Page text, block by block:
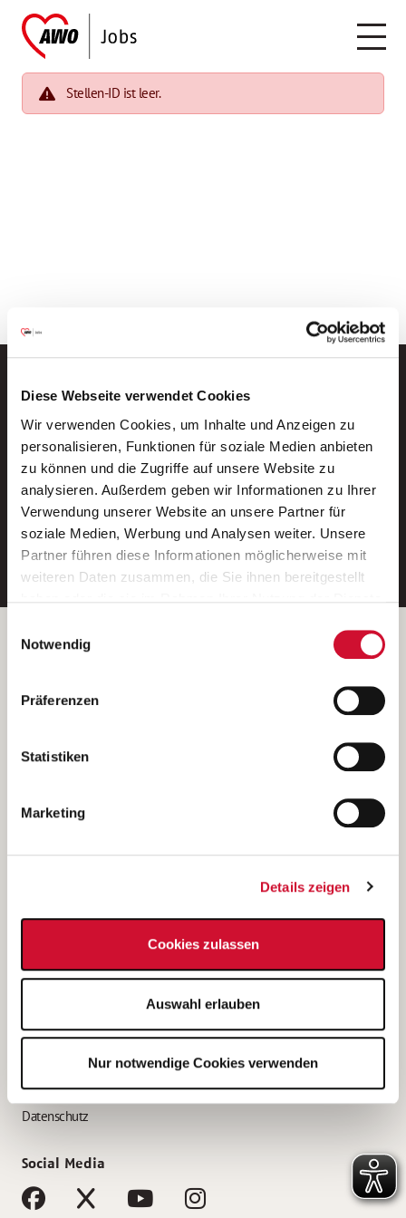
Diese Webseite verwendet Cookies
Wir verwenden Cookies, um Inhalte und Anzeigen zu
personalisieren, Funktionen für soziale Medien anbieten
zu können und die Zugriffe auf unsere Website zu
analysieren. Außerdem geben wir Informationen zu Ihrer
Verwendung unserer Website an unsere Partner für
soziale Medien, Werbung und Analysen weiter. Unsere
Partner führen diese Informationen möglicherweise mit
weiteren Daten zusammen, die Sie ihnen bereitgestellt
Wenn Sie auf „Cookies zulassen“ klicken, so stimmen
Sie der Speicherung sämtlicher Cookies zu. Sie können
Ihre Einwilligung selbstverständlich jederzeit widerrufen,
indem Sie die Cookie-Einstellungen aufrufen und diese
unsererDatenschutzerklärung
Notwendig
Präferenzen
Statistiken
Marketing
Details zeigen
Cookies zulassen
Auswahl erlauben
Nur notwendige Cookies verwenden
Stellen-ID ist leer.
Neue Stellen per E-Mail.
Ein kostenloser Service von AWO
Jobs.
E-Mail-Adresse eintragen
Betreiber der Webseite
Kantstraße 45a
(Ein Tochterunternehmen des AWO Bezirksverbandes Unterfranken
e.V.)
Bewerbung als Altenpflegehelfer*in
Bewerbung als Erzieher*in
AWO Gliederungen nach Bundesland
Impressum
Datenschutz
Social Media